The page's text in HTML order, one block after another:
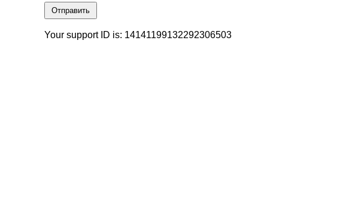
Отправить
Your support ID is: 14141199132292306503